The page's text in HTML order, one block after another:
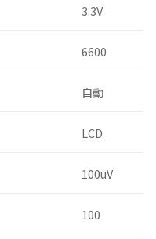
3.3V
6600
自動
LCD
100uV
100